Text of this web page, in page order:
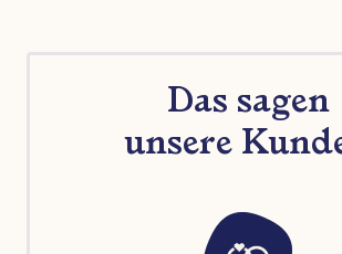
Das sagen
unsere